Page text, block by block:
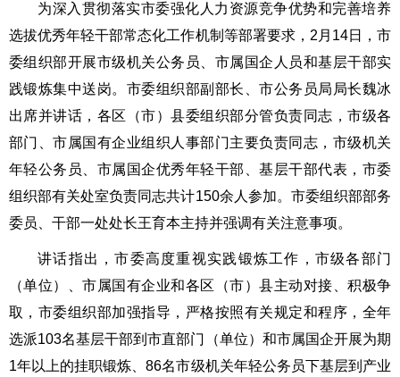
为深入贯彻落实市委强化人力资源竞争优势和完善培养
选拔优秀年轻干部常态化工作机制等部署要求，2月14日，市
委组织部开展市级机关公务员、市属国企人员和基层干部实
践锻炼集中送岗。市委组织部副部长、市公务员局局长魏冰
出席并讲话，各区（市）县委组织部分管负责同志，市级各
部门、市属国有企业组织人事部门主要负责同志，市级机关
年轻公务员、市属国企优秀年轻干部、基层干部代表，市委
组织部有关处室负责同志共计150余人参加。市委组织部部务
委员、干部一处处长王育本主持并强调有关注意事项。
讲话指出，市委高度重视实践锻炼工作，市级各部门
（单位）、市属国有企业和各区（市）县主动对接、积极争
取，市委组织部加强指导，严格按照有关规定和程序，全年
选派103名基层干部到市直部门（单位）和市属国企开展为期
1年以上的挂职锻炼、86名市级机关年轻公务员下基层到产业